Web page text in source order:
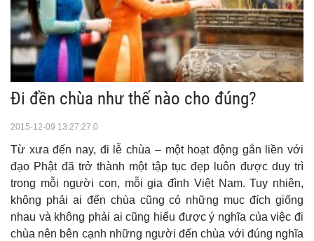
Đi đền chùa như thế nào cho đúng?
2015-12-09 13:27:27.0
Từ xưa đến nay, đi lễ chùa – một hoạt động gắn liền với
đạo Phật đã trở thành một tập tục đẹp luôn được duy trì
trong mỗi người con, mỗi gia đình Việt Nam. Tuy nhiên,
không phải ai đến chùa cũng có những mục đích giống
nhau và không phải ai cũng hiểu được ý nghĩa của việc đi
chùa nên bên cạnh những người đến chùa với đúng nghĩa